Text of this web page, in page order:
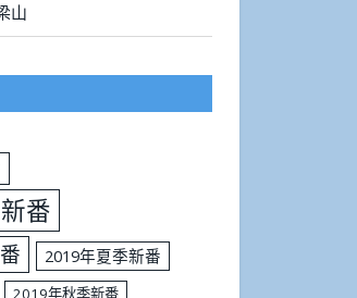
山
番
2019年夏季新番
2019年秋季新番